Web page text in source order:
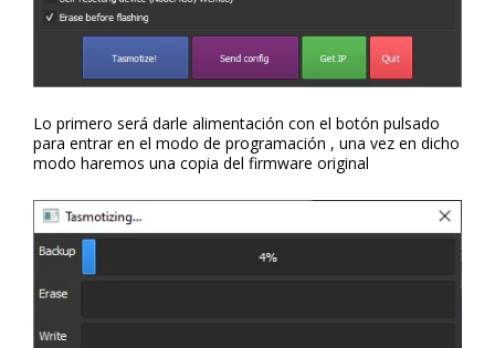
Lo primero será darle alimentación con el botón pulsado
para entrar en el modo de programación , una vez en dicho
modo haremos una copia del firmware original